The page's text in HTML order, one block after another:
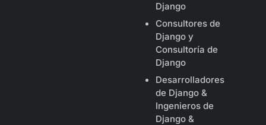
Django
Consultores de
Django y
Consultoría de
Django
Desarrolladores
de Django &
Ingenieros de
Django &